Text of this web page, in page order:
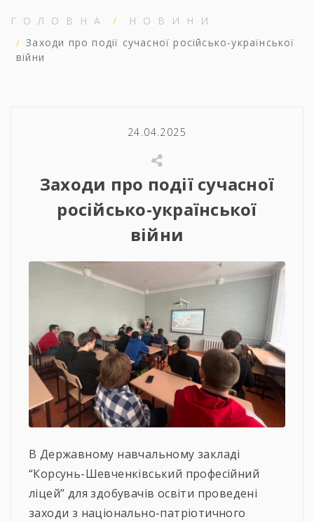
ГОЛОВНА
НОВИНИ
Заходи про події сучасної російсько-української
війни
24.04.2025
Заходи про події сучасної
російсько-української
війни
В Державному навчальному закладі
“Корсунь-Шевченківський професійний
ліцей” для здобувачів освіти проведені
заходи з національно-патріотичного